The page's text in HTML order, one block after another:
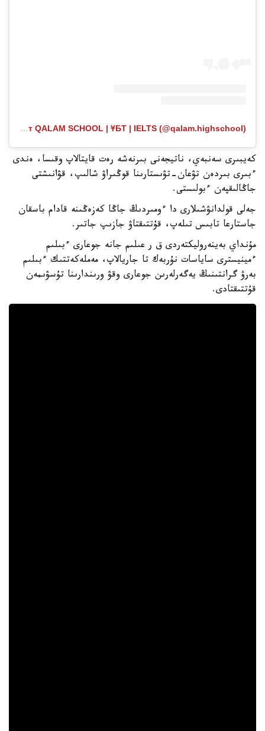
Публикация от QALAM SCHOOL | ҰБТ | IELTS (@qalam.highschool)
كەيبىرى سەنبەي، ناتيجەنى بىرنەشە رەت قايتالاپ وقىسا، ەندى
ءبىرى بىردەن تۋعان-تۋىستارىنا قوڭىراۋ شالىپ، قۋانىشتى
جاڭالىقپەن ءبولىستى.
جەلى قولدانۋشىلارى دا ءومىردىڭ جاڭا كەزەڭىنە قادام باسقان
جاستارعا تابىس تىلەپ، قۇتتىقتاۋ جازىپ جاتىر.
مۇنداي بەينەروليكتەردى ق ر عىلىم جانە جوعارى ءبىلىم
ءمينيسترى ساياسات نۇربەك تا جاريالاپ، مەملەكەتتىك ءبىلىم
بەرۋ گرانتىنىڭ يەگەرلەرىن جوعارى وقۋ ورىندارىنا تۇسۋىمەن
قۇتتىقتادى.